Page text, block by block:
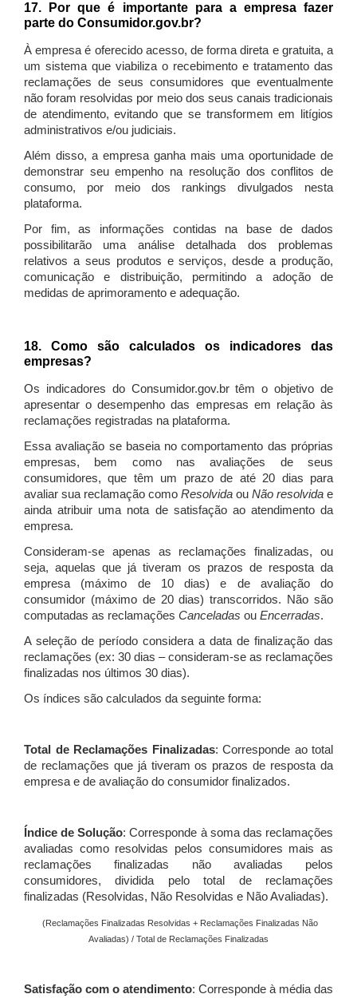
17. Por que é importante para a empresa fazer
parte do Consumidor.gov.br?
À empresa é oferecido acesso, de forma direta e gratuita, a
um sistema que viabiliza o recebimento e tratamento das
reclamações de seus consumidores que eventualmente
não foram resolvidas por meio dos seus canais tradicionais
de atendimento, evitando que se transformem em litígios
administrativos e/ou judiciais.
Além disso, a empresa ganha mais uma oportunidade de
demonstrar seu empenho na resolução dos conflitos de
consumo, por meio dos rankings divulgados nesta
plataforma.
Por fim, as informações contidas na base de dados
possibilitarão uma análise detalhada dos problemas
relativos a seus produtos e serviços, desde a produção,
comunicação e distribuição, permitindo a adoção de
medidas de aprimoramento e adequação.
18. Como são calculados os indicadores das
empresas?
Os indicadores do Consumidor.gov.br têm o objetivo de
apresentar o desempenho das empresas em relação às
reclamações registradas na plataforma.
Essa avaliação se baseia no comportamento das próprias
empresas, bem como nas avaliações de seus
consumidores, que têm um prazo de até 20 dias para
avaliar sua reclamação como Resolvida ou Não resolvida e
ainda atribuir uma nota de satisfação ao atendimento da
empresa.
Consideram-se apenas as reclamações finalizadas, ou
seja, aquelas que já tiveram os prazos de resposta da
empresa (máximo de 10 dias) e de avaliação do
consumidor (máximo de 20 dias) transcorridos. Não são
computadas as reclamações Canceladas ou Encerradas.
A seleção de período considera a data de finalização das
reclamações (ex: 30 dias – consideram-se as reclamações
finalizadas nos últimos 30 dias).
Os índices são calculados da seguinte forma:
Total de Reclamações Finalizadas: Corresponde ao total
de reclamações que já tiveram os prazos de resposta da
empresa e de avaliação do consumidor finalizados.
Índice de Solução: Corresponde à soma das reclamações
avaliadas como resolvidas pelos consumidores mais as
reclamações finalizadas não avaliadas pelos
consumidores, dividida pelo total de reclamações
finalizadas (Resolvidas, Não Resolvidas e Não Avaliadas).
(Reclamações Finalizadas Resolvidas + Reclamações Finalizadas Não
Avaliadas) / Total de Reclamações Finalizadas
Satisfação com o atendimento: Corresponde à média das